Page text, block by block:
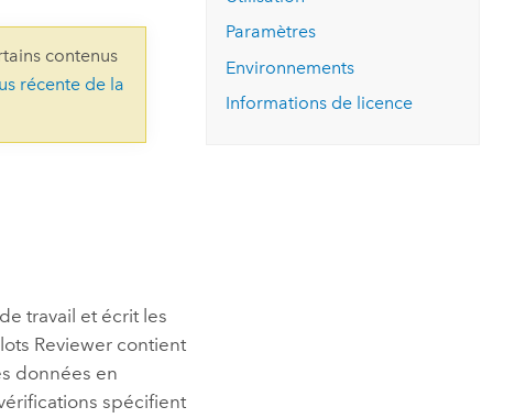
essai gratuit.
Explorer ce cours
et
de
Lire le récit
contenus
récente de la
travail et écrit les
Reviewer contient
données en
spécifient
Paramètres
Environnements
Informations de licence